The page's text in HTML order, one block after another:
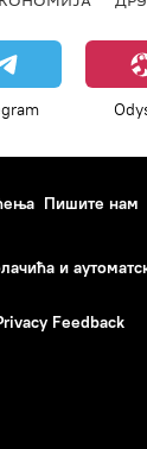
Пишите нам
и
Feedback